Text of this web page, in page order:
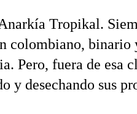
Tropikal.
colombiano, binario
Pero, fuera de esa
y desechando sus